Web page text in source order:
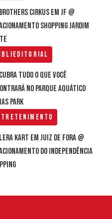
Cirkus em JF @
Shopping Jardim
tudo o que você
no parque aquático
Park
Kart em Juiz de Fora @
do Independência